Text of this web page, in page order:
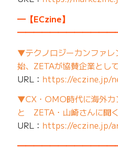
━【ECzine】
▼テクノロジーカンファ
始、ZETAが協賛企業とし
URL： https://eczine.jp/
▼CX・OMO時代に海外カ
と ZETA・山崎さんに聞く
URL： https://eczine.jp/